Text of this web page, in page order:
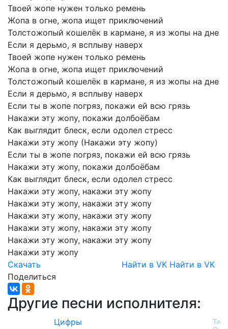
Твоей жопе нужен только ремень
Жопа в огне, жопа ищет приключений
Толстожопый кошелёк в кармане, я из жопы на дне
Если я дерьмо, я всплыву наверх
Твоей жопе нужен только ремень
Жопа в огне, жопа ищет приключений
Толстожопый кошелёк в кармане, я из жопы на дне
Если я дерьмо, я всплыву наверх
Если ты в жопе погряз, покажи ей всю грязь
Накажи эту жопу, покажи долбоёбам
Как выглядит блеск, если одолел стресс
Накажи эту жопу (Накажи эту жопу)
Если ты в жопе погряз, покажи ей всю грязь
Накажи эту жопу, покажи долбоёбам
Как выглядит блеск, если одолел стресс
Накажи эту жопу, накажи эту жопу
Накажи эту жопу, накажи эту жопу
Накажи эту жопу, накажи эту жопу
Накажи эту жопу, накажи эту жопу
Накажи эту жопу, накажи эту жопу
Накажи эту жопу
Скачать
Найти в VK Найти в VK
Поделиться
Другие песни исполнителя:
Цифры